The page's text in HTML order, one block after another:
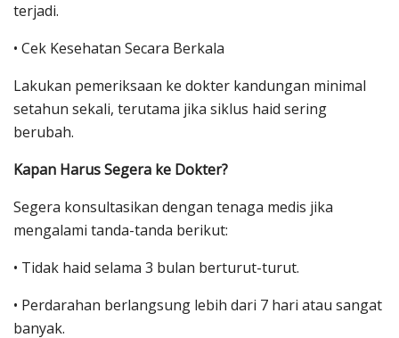
terjadi.
• Cek Kesehatan Secara Berkala
Lakukan pemeriksaan ke dokter kandungan minimal
setahun sekali, terutama jika siklus haid sering
berubah.
Kapan Harus Segera ke Dokter?
Segera konsultasikan dengan tenaga medis jika
mengalami tanda-tanda berikut:
• Tidak haid selama 3 bulan berturut-turut.
• Perdarahan berlangsung lebih dari 7 hari atau sangat
banyak.